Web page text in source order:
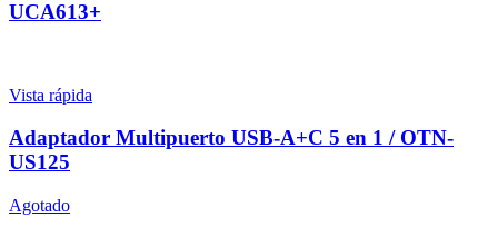
UCA613+
Vista rápida
Adaptador Multipuerto USB-A+C 5 en 1 / OTN-
US125
Agotado